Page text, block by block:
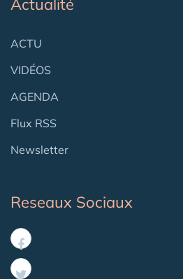
Actualité
ACTU
VIDÉOS
AGENDA
Flux RSS
Newsletter
Reseaux Sociaux